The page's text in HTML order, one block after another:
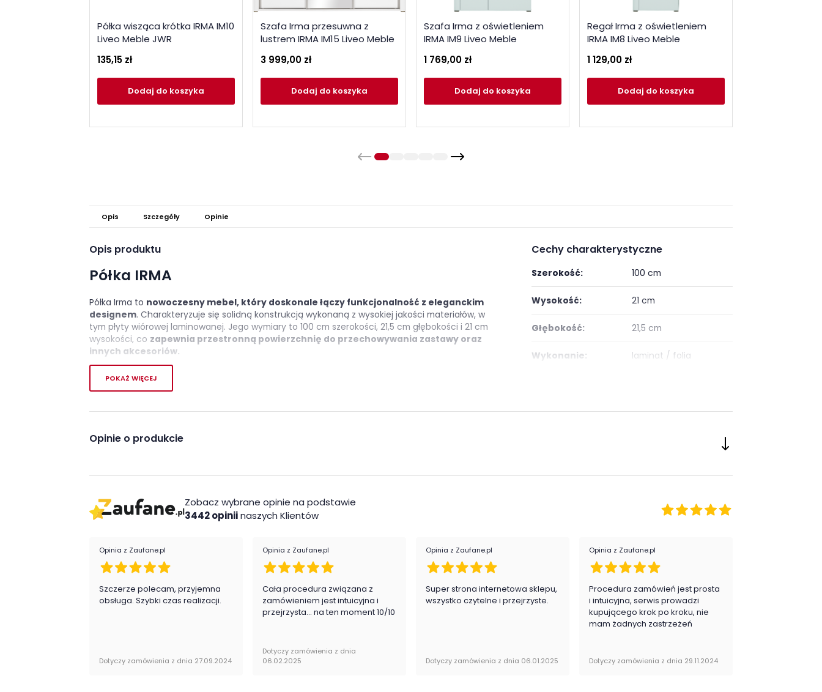
Półka wisząca krótka IRMA IM10
Liveo Meble JWR
135,15 zł
Dodaj do koszyka
Szafa Irma przesuwna z
lustrem IRMA IM15 Liveo Meble
3 999,00 zł
Dodaj do koszyka
Szafa Irma z oświetleniem
IRMA IM9 Liveo Meble
1 769,00 zł
Dodaj do koszyka
Regał Irma z oświetleniem
IRMA IM8 Liveo Meble
1 129,00 zł
Dodaj do koszyka
Opis Szczegóły Opinie
Opis produktu
Półka IRMA
Półka Irma to nowoczesny mebel, który doskonale łączy funkcjonalność z eleganckim
designem. Charakteryzuje się solidną konstrukcją wykonaną z wysokiej jakości materiałów, w
tym płyty wiórowej laminowanej. Jego wymiary to 100 cm szerokości, 21,5 cm głębokości i 21 cm
wysokości, co zapewnia przestronną powierzchnię do przechowywania zastawy oraz
innych akcesoriów.
Kolorystykę mebla można wybrać z dwóch różnych wariantów, co sprawia, że
dopasować półkę do swojego wnętrza.
Półka Irma jest częścią kolekcji Irma, w której znajdują się również inne meble o spójnej
Cechy charakterystyczne
nowoczesna stylistyka
mocowanie do ściany
możliwość montażu na dowolnej wysokości
Wykonanie
płyta MDF
instrukcją obsługi do samodzielnego montażu.
Cechy charakterystyczne
Szerokość: 100 cm
Wysokość: 21 cm
Głębokość: 21,5 cm
Wykonanie: laminat / folia
Salon
Komody, regały, witryny
Kolor / wzór :
Biały
Dąb
POKAŻ WIĘCEJ
Opinie o produkcie
Zobacz wybrane opinie na podstawie
3442 opiniinaszych Klientów
Opinia z Zaufane.pl
Szczerze polecam, przyjemna
obsługa. Szybki czas realizacji.
Dotyczy zamówienia z dnia 27.09.2024
Opinia z Zaufane.pl
Cała procedura związana z
zamówieniem jest intuicyjna i
przejrzysta... na ten moment 10/10
Dotyczy zamówienia z dnia
06.02.2025
Opinia z Zaufane.pl
Super strona internetowa sklepu,
wszystko czytelne i przejrzyste.
Dotyczy zamówienia z dnia 06.01.2025
Opinia z Zaufane.pl
Procedura zamówień jest prosta
i intuicyjna, serwis prowadzi
kupującego krok po kroku, nie
mam żadnych zastrzeżeń
Dotyczy zamówienia z dnia 29.11.2024